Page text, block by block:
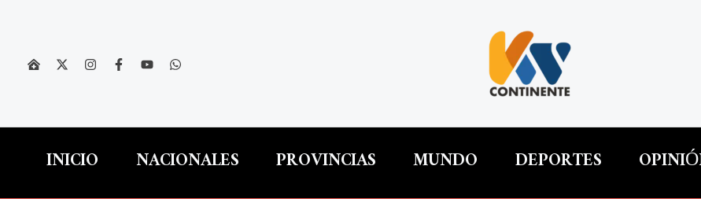
INICIO NACIONALES PROVINCIAS MUNDO DEPORTES